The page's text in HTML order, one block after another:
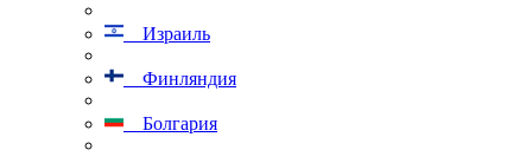
Израиль
Финляндия
Болгария